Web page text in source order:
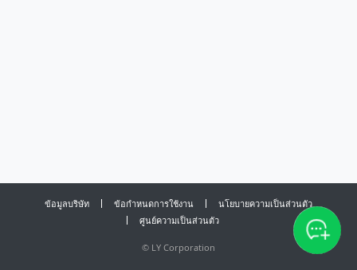
ข้อมูลบริษัท ข้อกำหนดการใช้งาน
นโยบายความเป็นส่วนตัว
ศูนย์ความเป็นส่วนตัว
© LY Corporation